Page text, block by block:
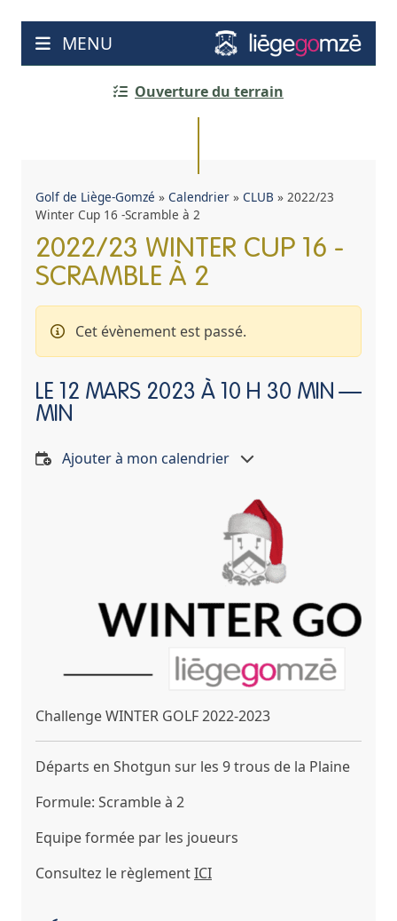
contenu
MENU
Ouverture du terrain
Golf de Liège-Gomzé » Calendrier » CLUB » 2022/23
Winter Cup 16 -Scramble à 2
2022/23 WINTER CUP 16 -
SCRAMBLE À 2
Cet évènement est passé.
LE 12 MARS 2023 À 10 H 30 MIN —
MIN
Ajouter à mon calendrier
Challenge WINTER GOLF 2022-2023
Départs en Shotgun sur les 9 trous de la Plaine
Formule: Scramble à 2
Equipe formée par les joueurs
Consultez le règlementICI